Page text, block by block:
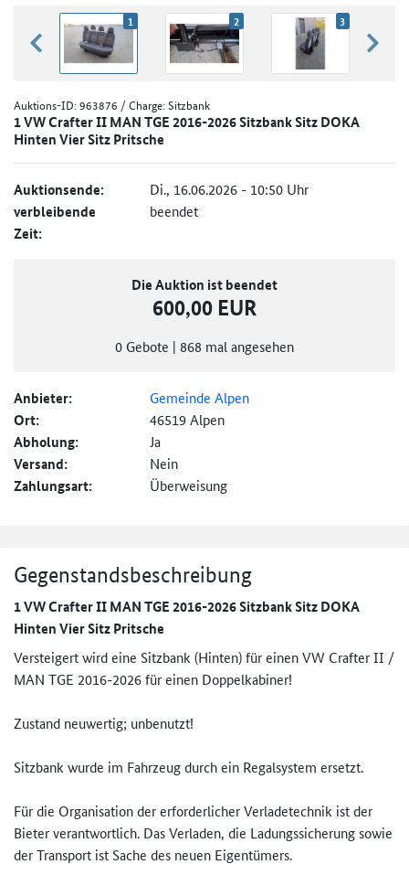
zurück blättern
1 2 3
Auktions-ID:963876 / Charge: Sitzbank
1 VW Crafter II MAN TGE 2016-2026 Sitzbank Sitz DOKA
Hinten Vier Sitz Pritsche
Auktionsende: Di., 16.06.2026 - 10:50 Uhr
verbleibende
Zeit:
beendet
Die Auktion ist beendet
600,00 EUR
0 Gebote | 868 mal angesehen
Anbieter: Gemeinde Alpen
Ort: 46519 Alpen
Abholung: Ja
Versand: Nein
Zahlungsart: Überweisung
Gegenstandsbeschreibung
1 VW Crafter II MAN TGE 2016-2026 Sitzbank Sitz DOKA
Hinten Vier Sitz Pritsche
Versteigert wird eine Sitzbank (Hinten) für einen VW Crafter II /
MAN TGE 2016-2026 für einen Doppelkabiner!
Zustand neuwertig; unbenutzt!
Sitzbank wurde im Fahrzeug durch ein Regalsystem ersetzt.
Für die Organisation der erforderlicher Verladetechnik ist der
Bieter verantwortlich. Das Verladen, die Ladungssicherung sowie
der Transport ist Sache des neuen Eigentümers.